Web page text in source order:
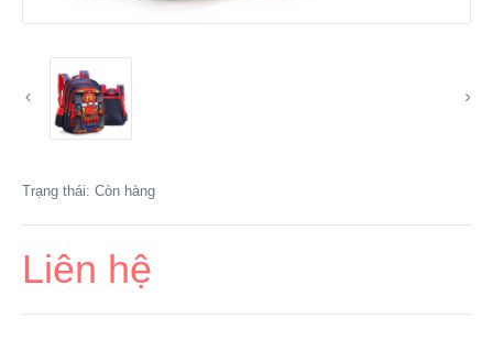
Trạng thái: Còn hàng
Liên hệ